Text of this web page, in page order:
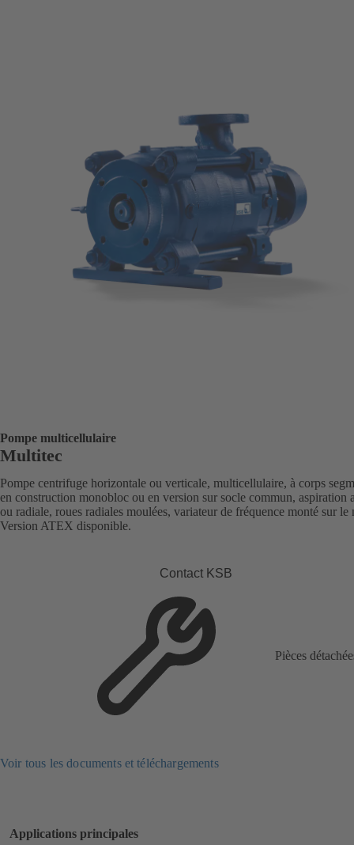
Pompe multicellulaire
Multitec
Pompe centrifuge horizontale ou verticale, multicellulaire, à corps
en construction monobloc ou en version sur socle commun, aspiration
ou radiale, roues radiales moulées, variateur de fréquence monté sur le
Version ATEX disponible.
Contact KSB
Pièces
Voir tous les documents et téléchargements
Applications principales